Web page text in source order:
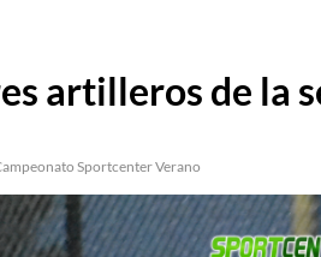
artilleros de la
Sportcenter Verano